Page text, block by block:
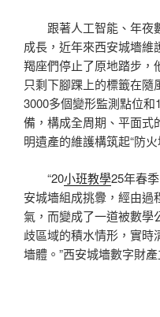
跟著人工智能、年夜
成長，近年來西安城墻維
羯座們停止了原地踏步，
只剩下腳踝上的標籤在隨
3000多個變形監測點位和
備，構成全周期、平面式
明遺產的維護構筑起“防火
“20小班教學25年春
安城墻組成挑釁，經由過
氣，而變成了一道被數學
歧區域的積水情形，實時
墻體。”西安城墻數字財